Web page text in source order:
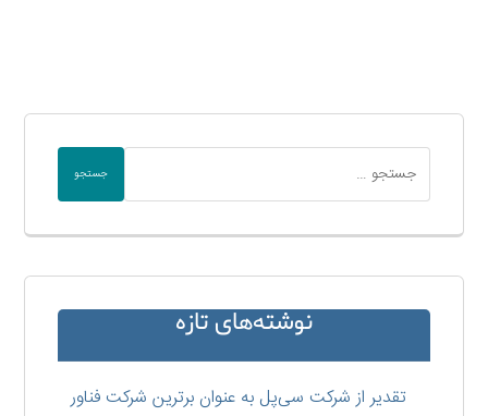
جستجو
نوشته‌های تازه
تقدیر از شرکت سی‌پل به عنوان برترین شرکت فناور